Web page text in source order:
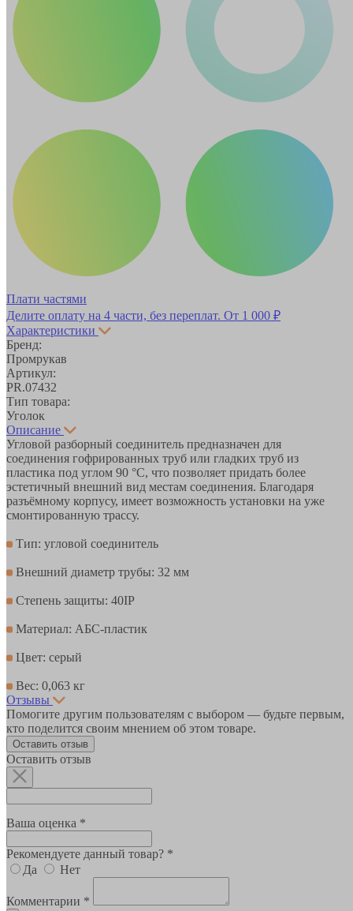
Плати частями
Делите оплату на 4 части, без переплат. От 1 000 ₽
Характеристики
Бренд:
Промрукав
Артикул:
PR.07432
Тип товара:
Уголок
Описание
Угловой разборный соединитель предназначен для
соединения гофрированных труб или гладких труб из
пластика под углом 90 °С, что позволяет придать более
эстетичный внешний вид местам соединения. Благодаря
разъёмному корпусу, имеет возможность установки на уже
смонтированную трассу.
Тип: угловой соединитель
Внешний диаметр трубы: 32 мм
Степень защиты: 40IP
Материал: АБС-пластик
Цвет: серый
Вес: 0,063 кг
Отзывы
Помогите другим пользователям с выбором — будьте первым,
кто поделится своим мнением об этом товаре.
Оставить отзыв
Оставить отзыв
Ваша оценка *
Рекомендуете данный товар? *
Да
Нет
Комментарии *